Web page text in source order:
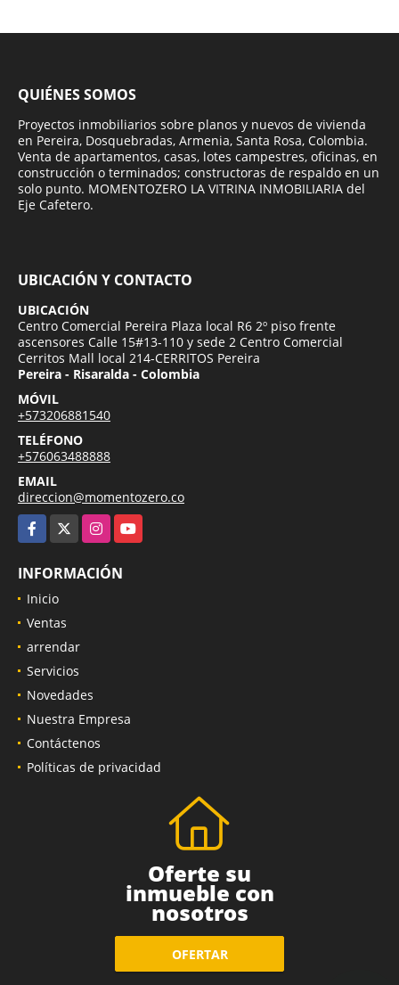
QUIÉNES SOMOS
Proyectos inmobiliarios sobre planos y nuevos de vivienda
en Pereira, Dosquebradas, Armenia, Santa Rosa, Colombia.
Venta de apartamentos, casas, lotes campestres, oficinas, en
construcción o terminados; constructoras de respaldo en un
solo punto. MOMENTOZERO LA VITRINA INMOBILIARIA del
Eje Cafetero.
UBICACIÓN Y CONTACTO
UBICACIÓN
Centro Comercial Pereira Plaza local R6 2º piso frente
ascensores Calle 15#13-110 y sede 2 Centro Comercial
Cerritos Mall local 214-CERRITOS Pereira
Pereira - Risaralda - Colombia
MÓVIL
+573206881540
TELÉFONO
+576063488888
EMAIL
direccion@momentozero.co
Facebook
InstagramYouTube
INFORMACIÓN
Inicio
Ventas
arrendar
Servicios
Novedades
Nuestra Empresa
Contáctenos
Políticas de privacidad
Oferte su
inmueble con
nosotros
OFERTAR